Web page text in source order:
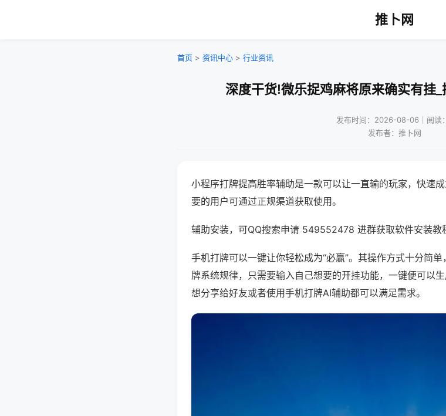
推卜网
首页 > 资讯中心 > 行业资讯
深度干货!微乐捉鸡麻将原来确实有挂
发布时间：2026-08-06｜阅读
发布者：推卜网
小程序打牌提高胜率辅助是一款可以让一直输的玩家，快速
要的用户可通过正规渠道获取使用。
辅助安装，可QQ搜索申请 549552478 进群获取软件安装教
手机打牌可以一键让你轻松成为“必赢”。其操作方式十分简
牌系统规律，只需要输入自己想要的开挂功能，一键便可以
想分享给好友或者使用手机打牌AI辅助都可以满足需求。